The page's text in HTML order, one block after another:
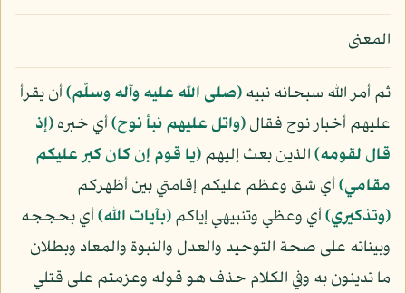
المعنى
ثم أمر الله سبحانه نبيه(صلى الله عليه وآله وسلّم)أن يقرأ
عليهم أخبار نوح فقال﴿واتل عليهم نبأ نوح﴾أي خبره﴿إذ
قال لقومه﴾الذين بعث إليهم﴿يا قوم إن كان كبر عليكم
مقامي﴾أي شق وعظم عليكم إقامتي بين أظهركم
﴿وتذكيري﴾أي وعظي وتنبيهي إياكم﴿بآيات الله﴾أي بحججه
وبيناته على صحة التوحيد والعدل والنبوة والمعاد وبطلان
ما تدينون به وفي الكلام حذف هو قوله وعزمتم على قتلي